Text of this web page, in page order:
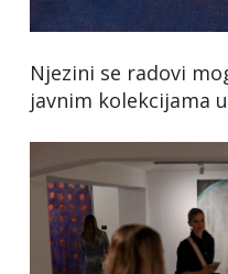
Njezini se radovi
javnim kolekcijama